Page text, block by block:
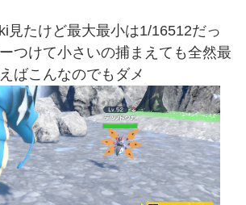
見たけど最大最小は1/16512だっ
つけて小さいの捕まえても全然最
ばこんなのでもダメ